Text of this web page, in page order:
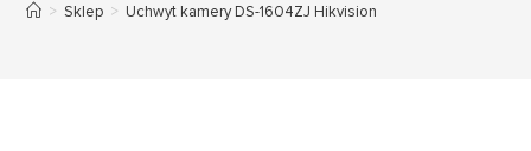
> Sklep > Uchwyt kamery DS-1604ZJ Hikvision